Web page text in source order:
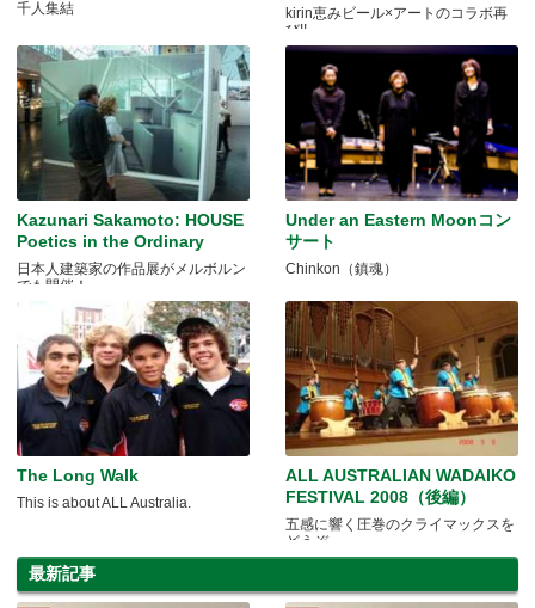
千人集結
kirin恵みビール×アートのコラボ再
び!!
Kazunari Sakamoto: HOUSE
Poetics in the Ordinary
日本人建築家の作品展がメルボルン
でも開催！
Under an Eastern Moonコン
サート
Chinkon（鎮魂）
The Long Walk
This is about ALL Australia.
ALL AUSTRALIAN WADAIKO
FESTIVAL 2008（後編）
五感に響く圧巻のクライマックスを
どうぞ
最新記事